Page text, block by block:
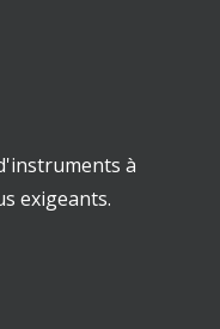
à
exigeants.